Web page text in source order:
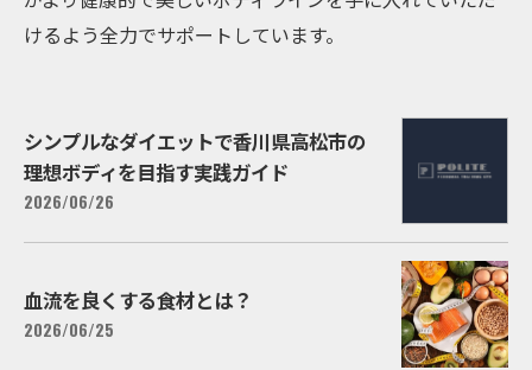
けるよう全力でサポートしています。
シンプルなダイエットで香川県高松市の
理想ボディを目指す実践ガイド
2026/06/26
血流を良くする食材とは？
2026/06/25